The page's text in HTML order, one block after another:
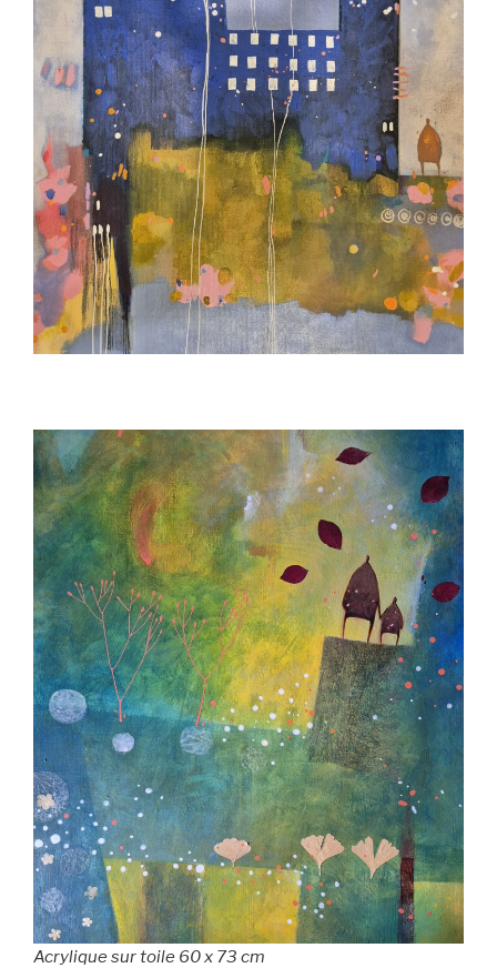
Acrylique sur toile 60 x 73 cm